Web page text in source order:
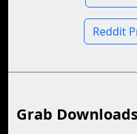
Reddit
Grab